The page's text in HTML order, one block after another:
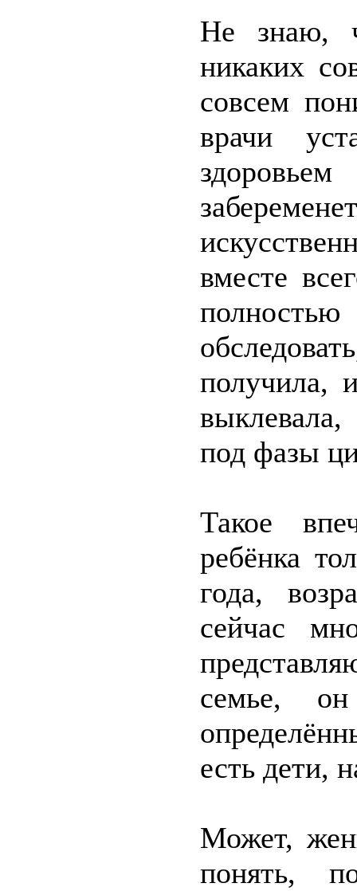
Не знаю,
никаких
совсем
врачи
вместе
получила,
под фазы
Такое
ребёнка
года,
сейчас
семье,
есть дети,
Может,
понять,